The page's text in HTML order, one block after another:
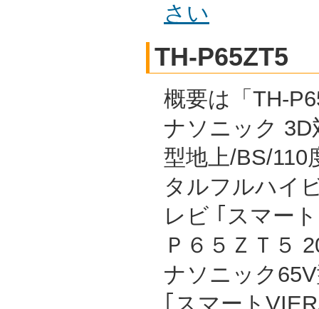
さい
TH-P65ZT5
概要は「TH-
ナソニック 3D
型地上/BS/110
タルフルハイ
レビ ｢スマー
Ｐ６５ＺＴ５
ナソニック
｢スマート